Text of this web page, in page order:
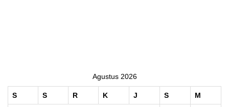
Agustus 2026
S S R K J S M